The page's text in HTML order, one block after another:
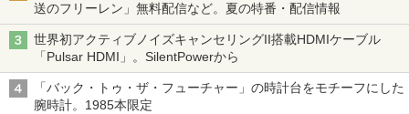
送のフリーレン」無料配信など。夏の特番・配信情報
世界初アクティブノイズキャンセリングII搭載HDMIケーブル
「Pulsar HDMI」。SilentPowerから
「バック・トゥ・ザ・フューチャー」の時計台をモチーフにした
腕時計。1985本限定